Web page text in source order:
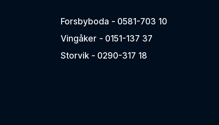
Forsbyboda - 0581-703 10
Vingåker - 0151-137 37
Storvik - 0290-317 18